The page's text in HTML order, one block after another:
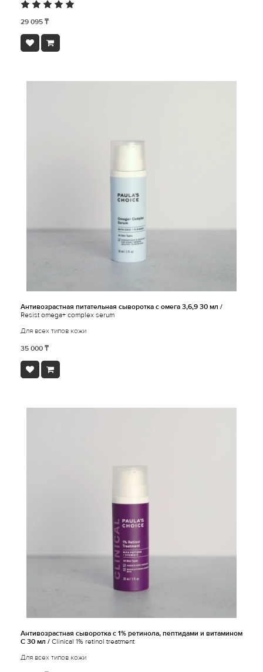
29 095 ₸
Антивозрастная питательная сыворотка с омега 3,6,9 30 мл /
Resist omega+ complex serum
Для всех типов кожи
35 000 ₸
Антивозрастная сыворотка с 1% ретинола, пептидами и витамином
С 30 мл / Clinical 1% retinol treatment
Для всех типов кожи